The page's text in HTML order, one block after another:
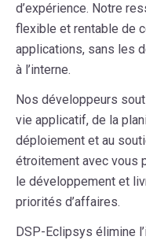
d’expérience. Notre
flexible et rentable de
applications, sans les
à l’interne.
Nos développeurs
vie applicatif, de la
déploiement et au
étroitement avec vous
le développement et
priorités d’affaires.
DSP-Eclipsys élimine